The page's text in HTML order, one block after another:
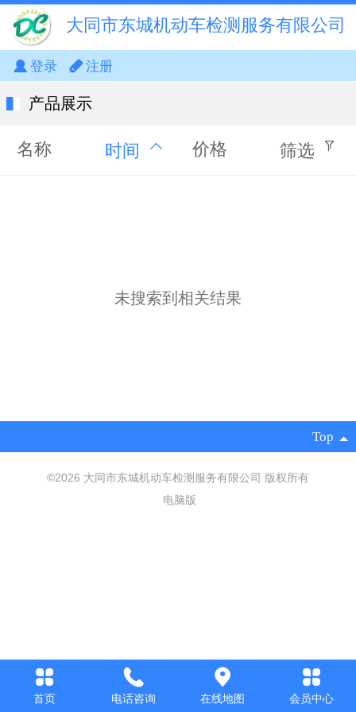
大同市东城机动车检测服务有限公司
登录 注册
产品展示
名称 时间 价格 筛选
未搜索到相关结果
Top
©2026 大同市东城机动车检测服务有限公司 版权所有
电脑版
首页 电话咨询 在线地图 会员中心